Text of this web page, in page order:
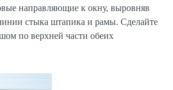
направляющие к окну, выровняв
стыка штапика и рамы. Сделайте
по верхней части обеих